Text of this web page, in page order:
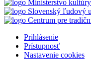
Prihlásenie
Prístupnosť
Nastavenie cookies